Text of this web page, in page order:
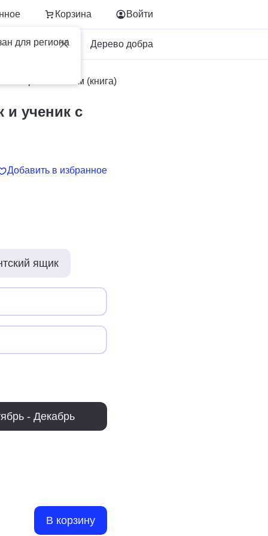
Корзина
для региона
Войти
Для бизнеса Дерево добра
с приложением (книга)
и ученик с
Добавить в избранное
ящик
- Декабрь
В корзину